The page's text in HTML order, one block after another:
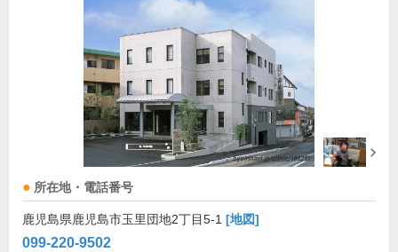
所在地・電話番号
鹿児島県鹿児島市玉里団地2丁目5-1 [地図]
099-220-9502